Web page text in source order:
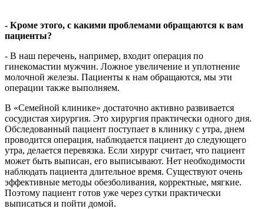
- Кроме этого, с какими проблемами обращаются к вам
пациенты?
- В наш перечень, например, входит операция по
гинекомастии мужчин. Ложное увеличение и уплотнение
молочной железы. Пациенты к нам обращаются, мы эти
операции также выполняем.
В «Семейной клинике» достаточно активно развивается
сосудистая хирургия. Это хирургия практически одного дня.
Обследованный пациент поступает в клинику с утра, днем
проводится операция, наблюдается пациент до следующего
утра, делается перевязка. Если хирург считает, что пациент
может быть выписан, его выписывают. Нет необходимости
наблюдать пациента длительное время. Существуют очень
эффективные методы обезболивания, корректные, мягкие.
Поэтому пациент готов уже через сутки практически
выписаться и пойти домой.